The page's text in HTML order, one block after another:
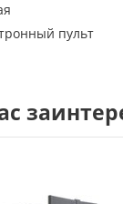
пульт